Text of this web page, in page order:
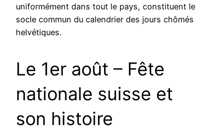
uniformément dans tout le pays, constituent le
socle commun du calendrier des jours chômés
helvétiques.
Le 1er août – Fête
nationale suisse et
son histoire